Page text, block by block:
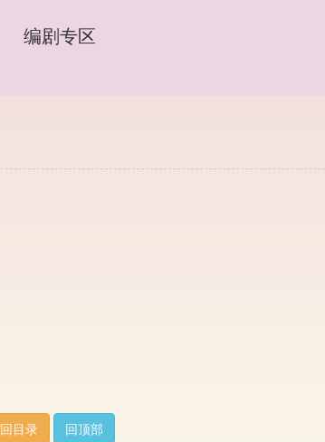
编剧专区
回目录 回顶部